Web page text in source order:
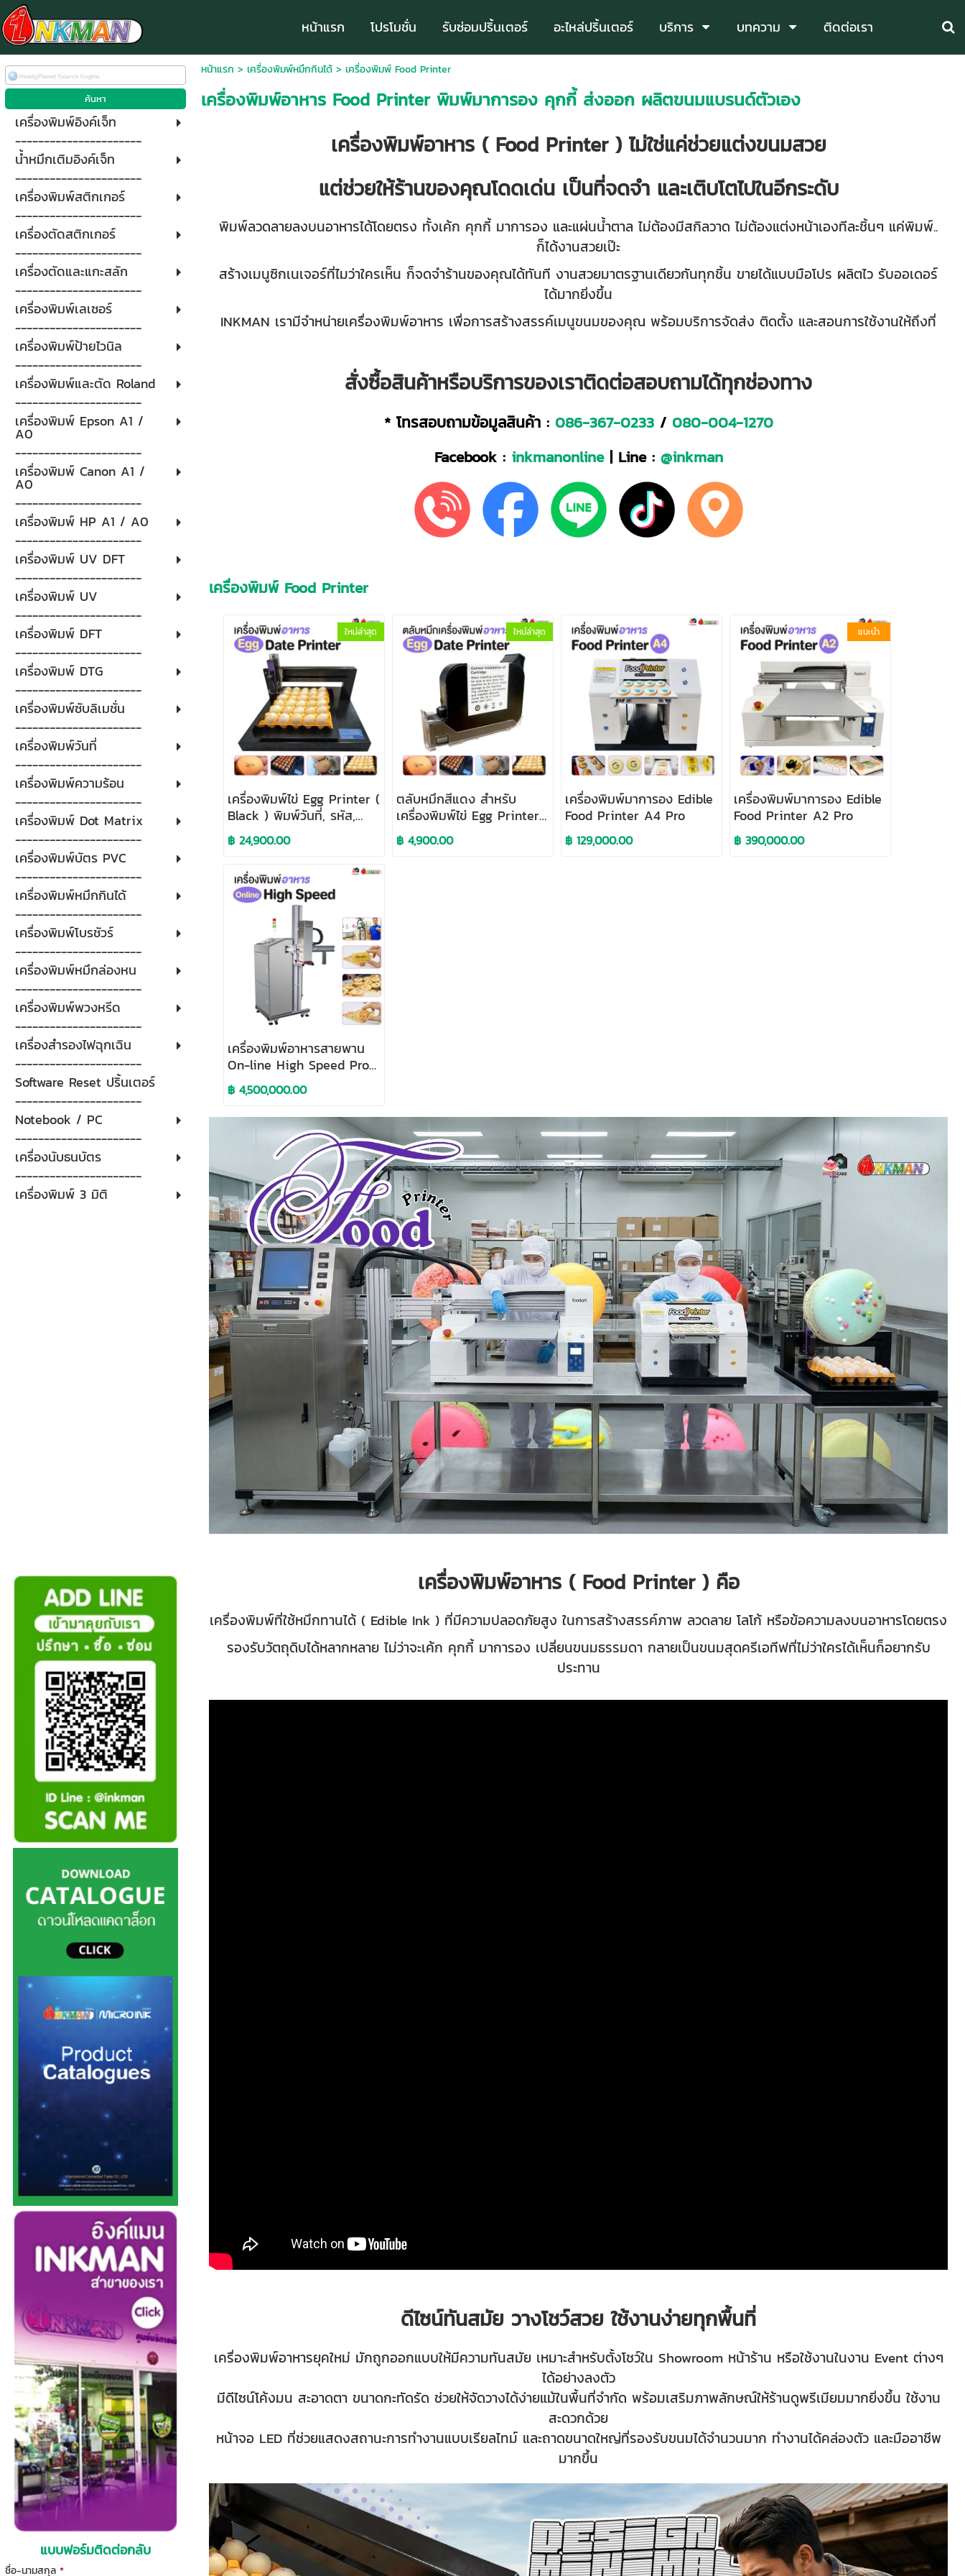
หน้าแรก โปรโมชั่น รับซ่อมปริ้นเตอร์ อะไหล่ปริ้นเตอร์ บริการ บทความ ติดต่อเรา
เครื่องพิมพ์อิงค์เจ็ท
----------------------
น้ำหมึกเติมอิงค์เจ็ท
----------------------
เครื่องพิมพ์สติกเกอร์
----------------------
เครื่องตัดสติกเกอร์
----------------------
เครื่องตัดและแกะสลัก
----------------------
เครื่องพิมพ์เลเซอร์
----------------------
เครื่องพิมพ์ป้ายไวนิล
----------------------
เครื่องพิมพ์และตัด Roland
----------------------
เครื่องพิมพ์ Epson A1 /
A0
----------------------
เครื่องพิมพ์ Canon A1 /
A0
----------------------
เครื่องพิมพ์ HP A1 / A0
----------------------
เครื่องพิมพ์ UV DFT
----------------------
เครื่องพิมพ์ UV
----------------------
เครื่องพิมพ์ DFT
----------------------
เครื่องพิมพ์ DTG
----------------------
เครื่องพิมพ์ซับลิเมชั่น
----------------------
เครื่องพิมพ์วันที่
----------------------
เครื่องพิมพ์ความร้อน
----------------------
เครื่องพิมพ์ Dot Matrix
----------------------
เครื่องพิมพ์บัตร PVC
----------------------
เครื่องพิมพ์หมึกกินได้
----------------------
เครื่องพิมพ์โบรชัวร์
----------------------
เครื่องพิมพ์หมึกล่องหน
----------------------
เครื่องพิมพ์พวงหรีด
----------------------
เครื่องสำรองไฟฉุกเฉิน
----------------------
Software Reset ปริ้นเตอร์
----------------------
Notebook / PC
----------------------
เครื่องนับธนบัตร
----------------------
เครื่องพิมพ์ 3 มิติ
แบบฟอร์มติดต่อกลับ
ชื่อ-นามสกุล *
หน้าแรก > เครื่องพิมพ์หมึกกินได้> เครื่องพิมพ์ Food Printer
เครื่องพิมพ์อาหาร Food Printer พิมพ์มาการอง คุกกี้ ส่งออก ผลิตขนมแบรนด์ตัวเอง
เครื่องพิมพ์อาหาร ( Food Printer ) ไม่ใช่แค่ช่วยแต่งขนมสวย
แต่ช่วยให้ร้านของคุณโดดเด่น เป็นที่จดจำ และเติบโตไปในอีกระดับ
พิมพ์ลวดลายลงบนอาหารได้โดยตรง ทั้งเค้ก คุกกี้ มาการอง และแผ่นน้ำตาล ไม่ต้องมีสกิลวาด ไม่ต้องแต่งหน้าเองทีละชิ้นๆ แค่พิมพ์..
ก็ได้งานสวยเป๊ะ
สร้างเมนูซิกเนเจอร์ที่ไมว่าใครเห็น ก็จดจำร้านของคุณได้ทันที งานสวยมาตรฐานเดียวกันทุกชิ้น ขายได้แบบมือโปร ผลิตไว รับออเดอร์
ได้มากยิ่งขึ้น
INKMAN เรามีจำหน่ายเครื่องพิมพ์อาหาร เพื่อการสร้างสรรค์เมนูขนมของคุณ พร้อมบริการจัดส่ง ติดตั้ง และสอนการใช้งานให้ถึงที่
สั่งซื้อสินค้าหรือบริการของเราติดต่อสอบถามได้ทุกช่องทาง
* โทรสอบถามข้อมูลสินค้า : 086-367-0233 / 080-004-1270
Facebook : inkmanonline | Line : @inkman
เครื่องพิมพ์ Food Printer
ใหม่ล่าสุด
เครื่องพิมพ์ไข่ Egg Printer (
Black ) พิมพ์วันที่, รหัส,
โลโก้บนไข่
฿ 24,900.00
ใหม่ล่าสุด
ตลับหมึกสีแดง สำหรับ
เครื่องพิมพ์ไข่ Egg Printer
พิมพ์วันที่, รหัส, โลโก้บนไข่
฿ 4,900.00
เครื่องพิมพ์มาการอง Edible
Food Printer A4 Pro
฿ 129,000.00
แนะนำ
เครื่องพิมพ์มาการอง Edible
Food Printer A2 Pro
฿ 390,000.00
เครื่องพิมพ์อาหารสายพาน
On-line High Speed Pro
Food Printer
฿ 4,500,000.00
เครื่องพิมพ์อาหาร ( Food Printer ) คือ
เครื่องพิมพ์ที่ใช้หมึกทานได้ ( Edible Ink ) ที่มีความปลอดภัยสูง ในการสร้างสรรค์ภาพ ลวดลาย โลโก้ หรือข้อความลงบนอาหารโดยตรง
รองรับวัตถุดิบได้หลากหลาย ไม่ว่าจะเค้ก คุกกี้ มาการอง เปลี่ยนขนมธรรมดา กลายเป็นขนมสุดครีเอทีฟที่ไม่ว่าใครได้เห็นก็อยากรับ
ประทาน
ดีไซน์ทันสมัย วางโชว์สวย ใช้งานง่ายทุกพื้นที่
เครื่องพิมพ์อาหารยุคใหม่ มักถูกออกแบบให้มีความทันสมัย เหมาะสำหรับตั้งโชว์ใน Showroom หน้าร้าน หรือใช้งานในงาน Event ต่างๆ
ได้อย่างลงตัว
มีดีไซน์โค้งมน สะอาดตา ขนาดกะทัดรัด ช่วยให้จัดวางได้ง่ายแม้ในพื้นที่จำกัด พร้อมเสริมภาพลักษณ์ให้ร้านดูพรีเมียมมากยิ่งขึ้น ใช้งาน
สะดวกด้วย
หน้าจอ LED ที่ช่วยแสดงสถานะการทำงานแบบเรียลไทม์ และถาดขนาดใหญ่ที่รองรับขนมได้จำนวนมาก ทำงานได้คล่องตัว และมืออาชีพ
มากขึ้น